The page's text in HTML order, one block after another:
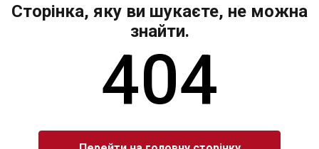
Сторінка, яку ви шукаєте, не можна
знайти.
404